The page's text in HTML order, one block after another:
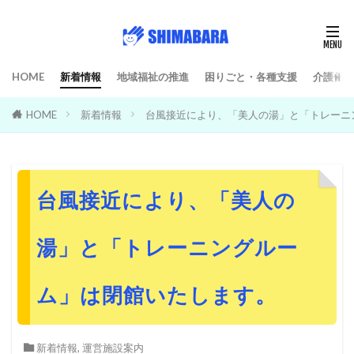
HOME 新着情報 地域福祉の推進 困りごと・各種支援 介護保
HOME 新着情報 台風接近により、「美人の湯」と「トレー
台風接近により、「美人の
湯」と「トレーニングルー
ム」は閉館いたします。
新着情報, 運営施設案内